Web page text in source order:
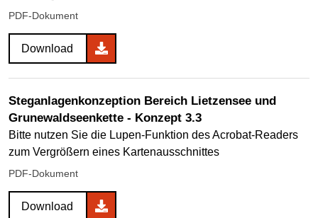
PDF-Dokument
Download
Steganlagenkonzeption Bereich Lietzensee und
Grunewaldseenkette - Konzept 3.3
Bitte nutzen Sie die Lupen-Funktion des Acrobat-Readers
zum Vergrößern eines Kartenausschnittes
PDF-Dokument
Download